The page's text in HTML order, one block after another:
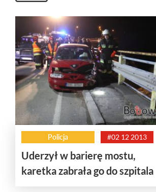
Policja #02 12 2013
Uderzył w barierę mostu,
karetka zabrała go do szpitala